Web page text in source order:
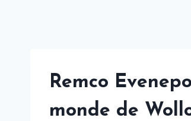
Remco
monde de